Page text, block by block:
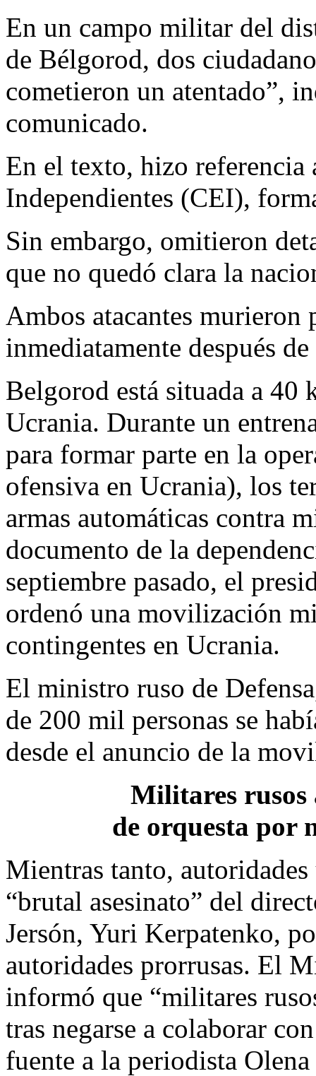
En un campo militar del
de Bélgorod, dos
cometieron un atentado”,
comunicado.
En el texto, hizo referencia
Independientes (CEI),
Sin embargo, omitieron
que no quedó clara la
Ambos atacantes murieron
inmediatamente después
Belgorod está situada a
Ucrania. Durante un
para formar parte en la
ofensiva en Ucrania), los
armas automáticas contra
documento de la
septiembre pasado, el
ordenó una movilización
contingentes en Ucrania.
El ministro ruso de
de 200 mil personas se
desde el anuncio de la
Militares rusos
de orquesta por
Mientras tanto,
“brutal asesinato” del
Jersón, Yuri Kerpatenko,
autoridades prorrusas. El
informó que “militares
tras negarse a colaborar
fuente a la periodista